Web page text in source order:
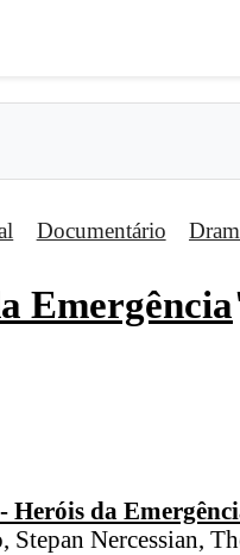
Documentário
Emergência
Heróis da
Nercessian,